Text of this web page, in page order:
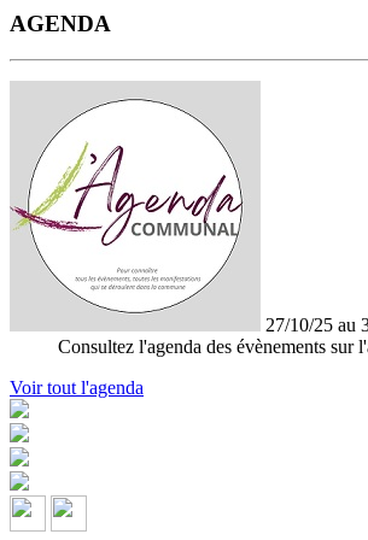
AGENDA
27/10/25 au
Consultez l'agenda des évènements sur
Voir tout l'agenda